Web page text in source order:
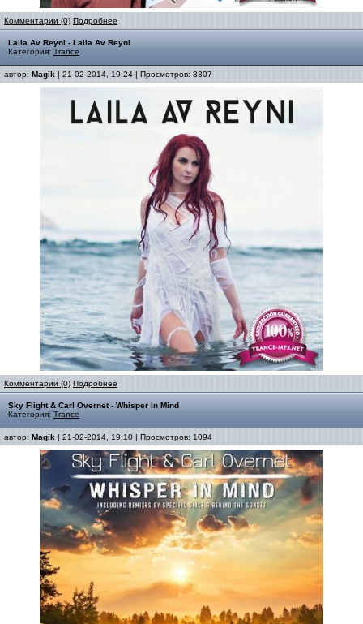
Комментарии (0) Подробнее
Laila Av Reyni - Laila Av Reyni
Категория: Trance
автор: Magik | 21-02-2014, 19:24 | Просмотров: 3307
Комментарии (0) Подробнее
Sky Flight & Carl Overnet - Whisper In Mind
Категория: Trance
автор: Magik | 21-02-2014, 19:10 | Просмотров: 1094